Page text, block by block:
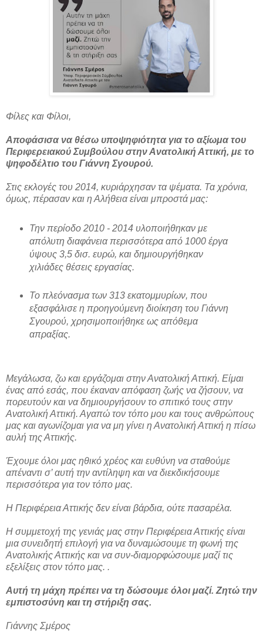
Φίλες και Φίλοι,
Αποφάσισα να θέσω υποψηφιότητα για το αξίωμα του
Περιφερειακού Συμβούλου στην Ανατολική Αττική, με το
ψηφοδέλτιο του Γιάννη Σγουρού.
Στις εκλογές του 2014, κυριάρχησαν τα ψέματα. Τα χρόνια,
όμως, πέρασαν και η Αλήθεια είναι μπροστά μας:
Την περίοδο 2010 - 2014 υλοποιήθηκαν με
απόλυτη διαφάνεια περισσότερα από 1000 έργα
ύψους 3,5 δισ. ευρώ, και δημιουργήθηκαν
χιλιάδες θέσεις εργασίας.
Το πλεόνασμα των 313 εκατομμυρίων, που
εξασφάλισε η προηγούμενη διοίκηση του Γιάννη
Σγουρού, χρησιμοποιήθηκε ως απόθεμα
απραξίας.
Μεγάλωσα, ζω και εργάζομαι στην Ανατολική Αττική. Είμαι
ένας από εσάς, που έκαναν απόφαση ζωής να ζήσουν, να
πορευτούν και να δημιουργήσουν το σπιτικό τους στην
Ανατολική Αττική. Αγαπώ τον τόπο μου και τους ανθρώπους
μας και αγωνίζομαι για να μη γίνει η Ανατολική Αττική η πίσω
αυλή της Αττικής.
Έχουμε όλοι μας ηθικό χρέος και ευθύνη να σταθούμε
απέναντι σ’ αυτή την αντίληψη και να διεκδικήσουμε
περισσότερα για τον τόπο μας.
Η Περιφέρεια Αττικής δεν είναι βάρδια, ούτε πασαρέλα.
Η συμμετοχή της γενιάς μας στην Περιφέρεια Αττικής είναι
μια συνειδητή επιλογή για να δυναμώσουμε τη φωνή της
Ανατολικής Αττικής και να συν-διαμορφώσουμε μαζί τις
εξελίξεις στον τόπο μας. .
Αυτή τη μάχη πρέπει να τη δώσουμε όλοι μαζί. Ζητώ την
εμπιστοσύνη και τη στήριξη σας.
Γιάννης Σμέρος